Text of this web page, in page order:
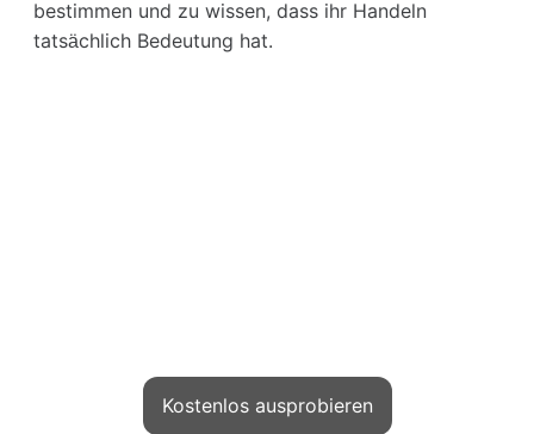
bestimmen und zu wissen, dass ihr Handeln
tatsächlich Bedeutung hat.
Kostenlos ausprobieren